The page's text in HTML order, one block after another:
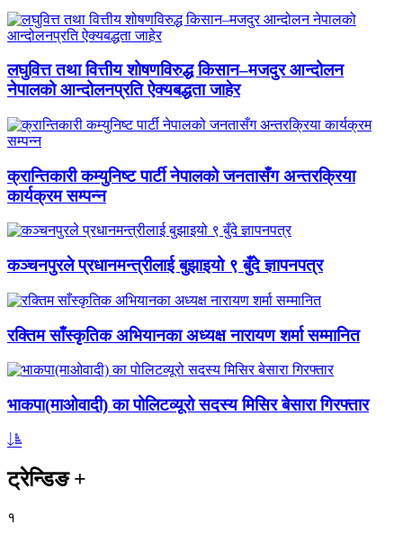
लघुवित्त तथा वित्तीय शोषणविरुद्ध किसान–मजदुर आन्दोलन
नेपालको आन्दोलनप्रति ऐक्यबद्धता जाहेर
क्रान्तिकारी कम्युनिष्ट पार्टी नेपालको जनतासँग अन्तरक्रिया
कार्यक्रम सम्पन्न
कञ्चनपुरले प्रधानमन्त्रीलाई बुझाइयो ९ बुँदे ज्ञापनपत्र
रक्तिम साँस्कृतिक अभियानका अध्यक्ष नारायण शर्मा सम्मानित
भाकपा(माओवादी) का पोलिटव्यूरो सदस्य मिसिर बेसारा गिरफ्तार
ट्रेन्डिङ+
१